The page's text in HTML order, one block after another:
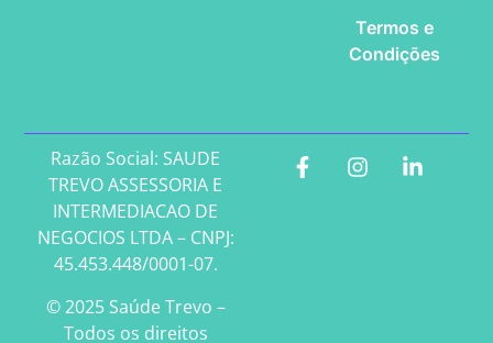
Termos e
Condições
Razão Social: SAUDE
TREVO ASSESSORIA E
INTERMEDIACAO DE
NEGOCIOS LTDA – CNPJ:
45.453.448/0001-07.
© 2025 Saúde Trevo –
Todos os direitos